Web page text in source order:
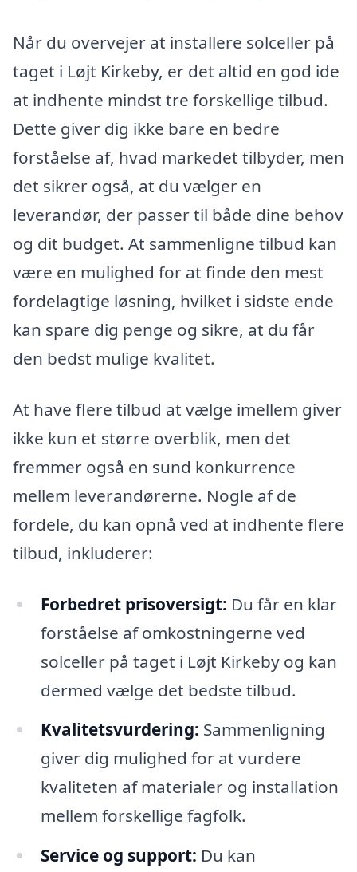
Når du overvejer at installere solceller på
taget i Løjt Kirkeby, er det altid en god ide
at indhente mindst tre forskellige tilbud.
Dette giver dig ikke bare en bedre
forståelse af, hvad markedet tilbyder, men
det sikrer også, at du vælger en
leverandør, der passer til både dine behov
og dit budget. At sammenligne tilbud kan
være en mulighed for at finde den mest
fordelagtige løsning, hvilket i sidste ende
kan spare dig penge og sikre, at du får
den bedst mulige kvalitet.
At have flere tilbud at vælge imellem giver
ikke kun et større overblik, men det
fremmer også en sund konkurrence
mellem leverandørerne. Nogle af de
fordele, du kan opnå ved at indhente flere
tilbud, inkluderer:
Forbedret prisoversigt: Du får en klar
forståelse af omkostningerne ved
solceller på taget i Løjt Kirkeby og kan
dermed vælge det bedste tilbud.
Kvalitetsvurdering: Sammenligning
giver dig mulighed for at vurdere
kvaliteten af materialer og installation
mellem forskellige fagfolk.
Service og support: Du kan